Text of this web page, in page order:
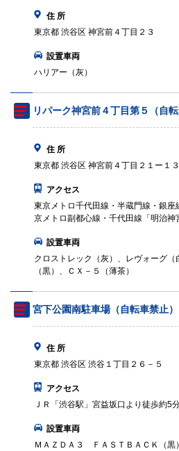
住 所
東京都 渋谷区 神宮前４丁目２３
設置車両
ハリアー（灰）
リパーク神宮前４丁目第５（自転
住 所
東京都 渋谷区 神宮前４丁目２１ー１３
アクセス
東京メトロ千代田線・半蔵門線・銀
京メトロ副都心線・千代田線「明治
設置車両
クロストレック（灰）、レヴォーグ
（黒）、ＣＸ－５（薄茶）
宮下公園南駐車場（自転車禁止）
住 所
東京都 渋谷区 渋谷１丁目２６－５
アクセス
ＪＲ「渋谷駅」宮益坂口より徒歩約5
設置車両
ＭＡＺＤＡ３ ＦＡＳＴＢＡＣＫ（